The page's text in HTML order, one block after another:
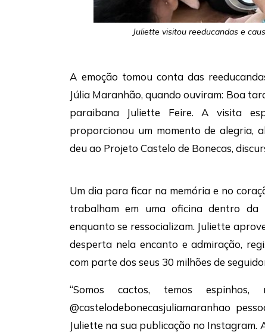
Juliette visitou reeducandas e
A emoção tomou conta das
Júlia Maranhão, quando ouviram: Boa
paraibana Juliette Feire. A visita
proporcionou um momento de alegria,
deu ao Projeto Castelo de Bonecas,
Um dia para ficar na memória e no
trabalham em uma oficina dentro da
enquanto se ressocializam. Juliette
desperta nela encanto e admiração,
com parte dos seus 30 milhões de
“Somos cactos, temos
@castelodebonecasjuliamaranhao
Juliette na sua publicação no Instagram.